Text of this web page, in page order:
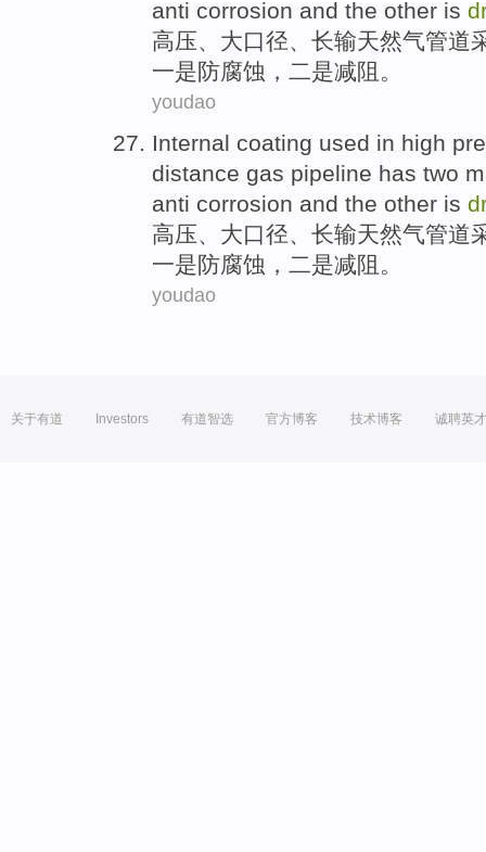
anti corrosion and the other is
高压、 大口径、 长输天然气管道
一是防腐蚀 ， 二是减阻。
youdao
Internal coating used in high
distance gas pipeline has two
anti corrosion and the other is
高压、 大口径、 长输天然气管道
一是防腐蚀 ， 二是减阻。
youdao
关于有道 Investors 有道智选 官方博客 技术博客 诚聘英才